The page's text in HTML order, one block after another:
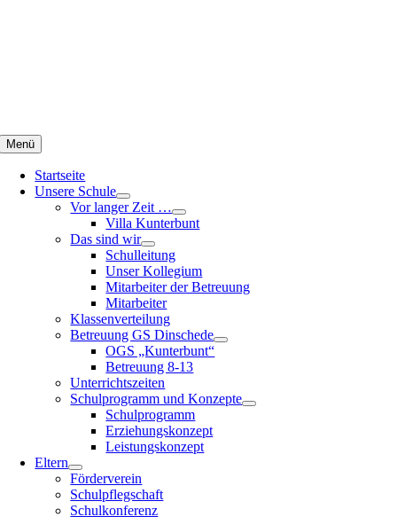
Menü
Startseite
Unsere Schule
Vor langer Zeit …
Villa Kunterbunt
Das sind wir
Schulleitung
Unser Kollegium
Mitarbeiter der Betreuung
Mitarbeiter
Klassenverteilung
Betreuung GS Dinschede
OGS „Kunterbunt“
Betreuung 8-13
Unterrichtszeiten
Schulprogramm und Konzepte
Schulprogramm
Erziehungskonzept
Leistungskonzept
Eltern
Förderverein
Schulpflegschaft
Schulkonferenz